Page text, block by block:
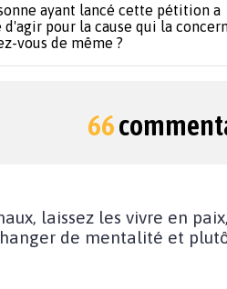
ayant lancé cette pétition a
d'agir pour la cause qui la
vous de même ?
66
laissez les vivre en
de mentalité et